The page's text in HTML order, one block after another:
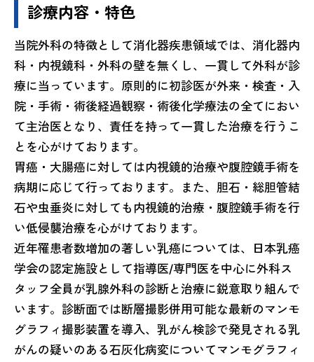
診療内容・特色
当院外科の特徴として消化器疾患領域では、消化器内
科・内視鏡科・外科の壁を無くし、一貫して外科が診
療に当っています。原則的に初診医が外来・検査・入
院・手術・術後経過観察・術後化学療法の全てにおい
て主治医となり、責任を持って一貫した治療を行うこ
とを心がけております。
胃癌・大腸癌に対しては内視鏡的治療や腹腔鏡手術を
病期に応じて行っております。また、胆石・総胆管結
石や虫垂炎に対しても内視鏡的治療・腹腔鏡手術を行
い低侵襲治療を心がけております。
近年罹患者数増加の著しい乳癌については、日本乳癌
学会の認定施設として指導医/専門医を中心に外科ス
タッフ全員が乳腺外科の診断と治療に鋭意取り組んで
います。診断面では断層撮影併用可能な最新のマンモ
グラフィ撮影装置を導入、乳がん検診で発見される乳
がんの疑いのある石灰化病変についてマンモグラフィ